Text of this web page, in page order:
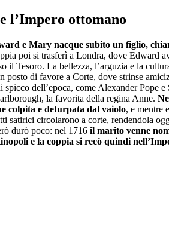
l’Impero ottomano
e Mary nacque subito un figlio,
poi si trasferì a Londra, dove Edward
il Tesoro. La bellezza, l’arguzia e la
posto di favore a Corte, dove strinse
spicco dell’epoca, come Alexander Pope e
la favorita della regina Anne.
colpita e deturpata dal vaiolo, e mentre
satirici circolarono a corte, rendendola
durò poco: nel 1716 il marito venne
e la coppia si recò quindi